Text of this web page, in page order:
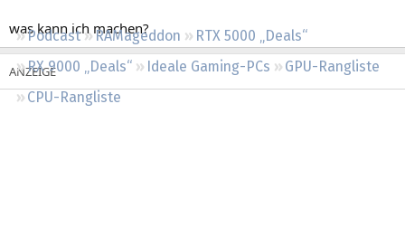
Podcast RAMageddon
RTX 5000 „Deals“
RX 9000 „Deals“
Ideale Gaming-PCs
GPU-Rangliste
CPU-Rangliste
was kann ich machen?